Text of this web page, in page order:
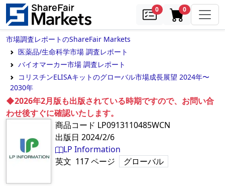
0samples0in cart
市場調査レポートのShareFair Markets
医薬品/生命科学市場 調査レポート
バイオマーカー市場 調査レポート
コリスチンELISAキットのグローバル市場成長展望 2024年〜
2030年
◆2026年2月版も出版されている時期ですので、お問い合
わせ後すぐに確認いたします。
商品コード LP0913110485WCN
出版日 2024/2/6
LP Information
英文 117ページ グローバル